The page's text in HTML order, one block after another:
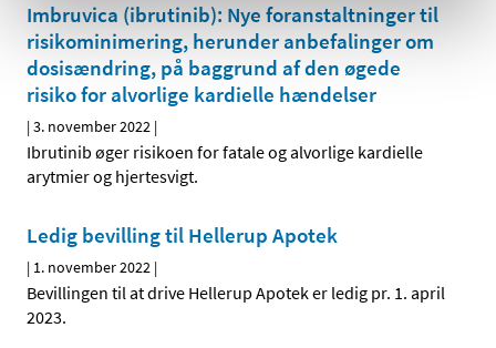
Imbruvica (ibrutinib): Nye foranstaltninger til
risikominimering, herunder anbefalinger om
dosisændring, på baggrund af den øgede
risiko for alvorlige kardielle hændelser
|3. november 2022 |
Ibrutinib øger risikoen for fatale og alvorlige kardielle
arytmier og hjertesvigt.
Ledig bevilling til Hellerup Apotek
| 1. november 2022 |
Bevillingen til at drive Hellerup Apotek er ledig pr. 1. april
2023.